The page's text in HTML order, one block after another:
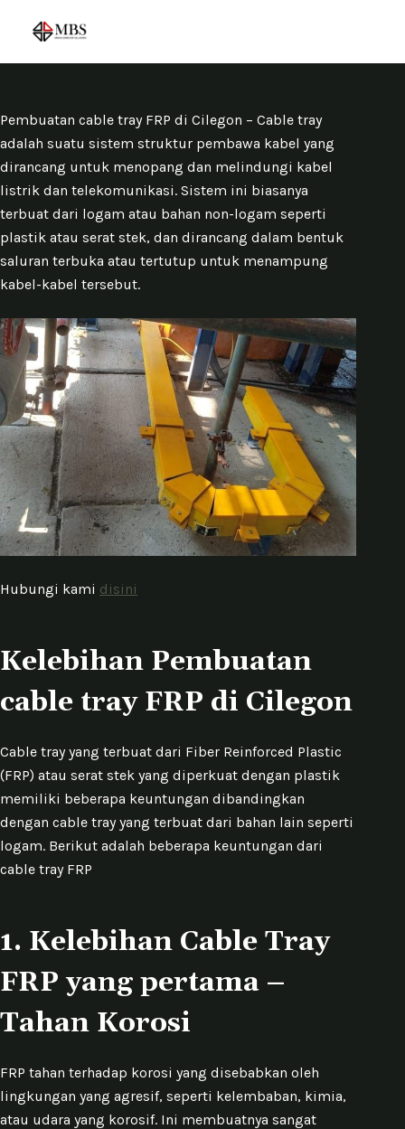
i
t
o
c
o
n
t
e
n
Pembuatan cable tray FRP di Cilegon – Cable tray
adalah suatu sistem struktur pembawa kabel yang
dirancang untuk menopang dan melindungi kabel
listrik dan telekomunikasi. Sistem ini biasanya
terbuat dari logam atau bahan non-logam seperti
plastik atau serat stek, dan dirancang dalam bentuk
saluran terbuka atau tertutup untuk menampung
kabel-kabel tersebut.
Hubungi kami disini
Kelebihan Pembuatan
cable tray FRP di Cilegon
Cable tray yang terbuat dari Fiber Reinforced Plastic
(FRP) atau serat stek yang diperkuat dengan plastik
memiliki beberapa keuntungan dibandingkan
dengan cable tray yang terbuat dari bahan lain seperti
logam. Berikut adalah beberapa keuntungan dari
cable tray FRP
1. Kelebihan Cable Tray
FRP yang pertama –
Tahan Korosi
FRP tahan terhadap korosi yang disebabkan oleh
lingkungan yang agresif, seperti kelembaban, kimia,
atau udara yang korosif. Ini membuatnya sangat